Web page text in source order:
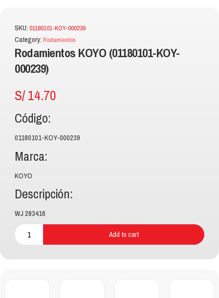
SKU: 01180101-KOY-000239
Category: Rodamientos
Rodamientos KOYO (01180101-KOY-
000239)
S/14.70
Código:
01180101-KOY-000239
Marca:
KOYO
Descripción:
WJ 283416
Add to cart